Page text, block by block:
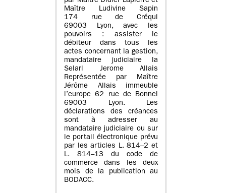
Maître Ludivine Sapin
174 rue de Créqui
69003 Lyon, avec les
pouvoirs : assister le
débiteur dans tous les
actes concernant la gestion,
mandataire judiciaire la
Selarl Jerome Allais
Représentée par Maître
Jérôme Allais immeuble
l’europe 62 rue de Bonnel
69003 Lyon. Les
déclarations des créances
sont à adresser au
mandataire judiciaire ou sur
le portail électronique prévu
par les articles L. 814–2 et
L. 814–13 du code de
commerce dans les deux
mois de la publication au
BODACC.